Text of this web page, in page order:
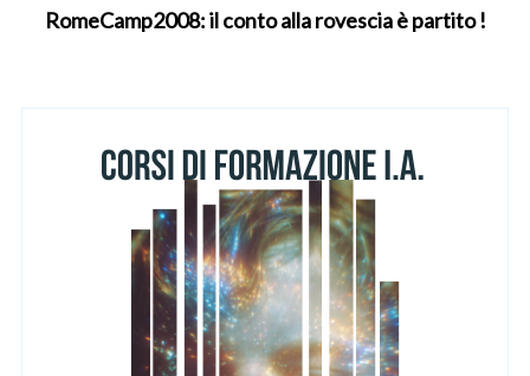
RomeCamp2008: il conto alla rovescia è partito !